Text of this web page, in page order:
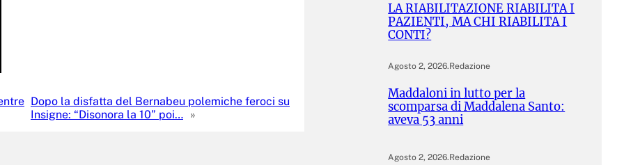
Dopo la disfatta del Bernabeu polemiche feroci su
Insigne: “Disonora la 10” poi… »
LA RIABILITAZIONE RIABILITA I
PAZIENTI, MA CHI RIABILITA I
CONTI?
Agosto 2, 2026.Redazione
Maddaloni in lutto per la
scomparsa di Maddalena Santo:
aveva 53 anni
Agosto 2, 2026.Redazione